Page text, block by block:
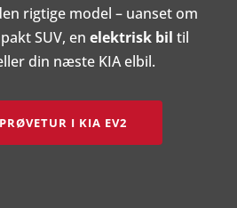
rigtige model – uanset om
SUV, en elektrisk bil til
din næste KIA elbil.
I KIA EV2